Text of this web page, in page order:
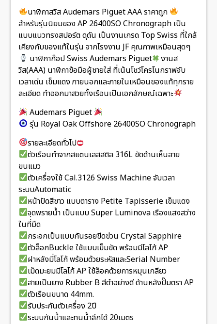
นาฬิกาสวิส Audemars Piguet AAA ราคาถูก
สำหรับรุ่นนิยมของ AP 26400SO Chronograph เป็น
แบบแนวทรงสปอร์ต ดุดัน เป็นงานเกรด Top Swiss ที่ใกล้
เคียงกับของแท้ในรุ่น จากโรงงาน JF คุณภาพเหมือนสุดๆ
นาฬิกาก๊อป Swiss Audemars Piguet
งานส
วิส(AAA) นาฬิกาข้อมือผู้ชายใส่ ที่เน้นโชว์โครโนกราฟจับ
เวลาเด่น เข็มแดง ภายนอกและภายในเหมือนของแท้ทุกราย
ละเอียด ทำออกมาสวยทั้งเรือนเป็นเอกลักษณ์เฉพาะ
Audemars Piguet
รุ่น Royal Oak Offshore 26400SO Chronograph
รายละเอียดทั่วไป
ตัวเรือนทำจากสแตนเลสสติล 316L ขัดด้านเห็นลาย
ขนแมว
ตัวเครื่องใช้ Cal.3126 Swiss Machine จับเวลา
ระบบAutomatic
หน้าปัดสีขาว แบบตาราง Petite Tapisserie เข็มแดง
จุดพรายน้ำ เป็นแบบ Super Luminova เรืองแสงสว่าง
ในที่มืด
กระจกเป็นแบบกันรอยขีดข่วน Crystal Sapphire
ตัวล็อกBuckle ใช้แบบเข็มขัด พร้อมมีโลโก้ AP
ฝาหลังมี่โลโก้ พร้อมด้วยระหัสและSerial Number
เม็ดมะยมมีโลโก้ AP ใช้ล็อคด้วยการหมุนเกลียว
สายเป็นยาง Rubber B สีดำอย่างดี ด้านหลังปั๊มตรา AP
ตัวเรือนขนาด 44mm.
รับประกันตัวเครื่อง 2ปี
ระบบกันน้ำและทนน้ำลึกได้ 20เมตร